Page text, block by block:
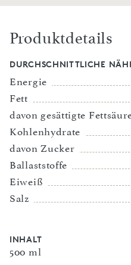
Produktdetails
DURCHSCHNITTLICHE
Energie
Fett
davon gesättigte
Kohlenhydrate
davon Zucker
Ballaststoffe
Eiweiß
Salz
INHALT
500 ml